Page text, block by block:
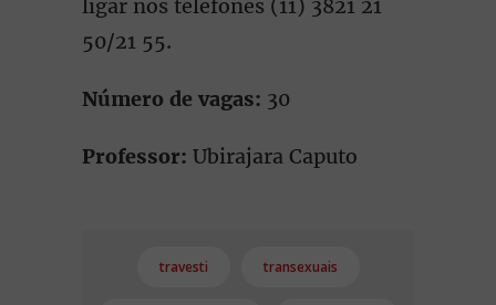
ligar nos telefones (11) 3821 21
50/21 55.
Número de vagas: 30
Professor: Ubirajara Caputo
travesti transexuais